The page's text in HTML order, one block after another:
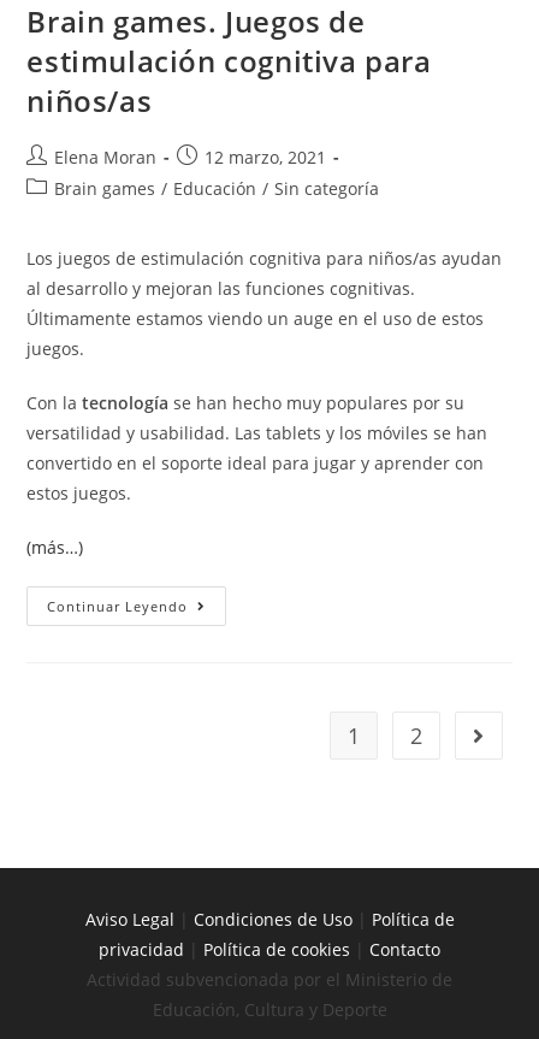
Brain games. Juegos de
estimulación cognitiva para
niños/as
Elena Moran
12 marzo, 2021
Brain games / Educación / Sin categoría
Los juegos de estimulación cognitiva para niños/as ayudan
al desarrollo y mejoran las funciones cognitivas.
Últimamente estamos viendo un auge en el uso de estos
juegos.
Con latecnología se han hecho muy populares por su
versatilidad y usabilidad. Las tablets y los móviles se han
convertido en el soporte ideal para jugar y aprender con
estos juegos.
(más…)
Continuar Leyendo
1 2
Aviso Legal Condiciones de Uso| Política de
privacidad
Política de cookies
Contacto
Actividad subvencionada por el Ministerio de
Educación, Cultura y Deporte